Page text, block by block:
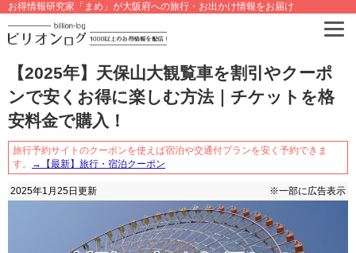
お得情報研究家「まめ」が大阪府への旅行・お出かけ情報をお届け
【2025年】天保山大観覧車を割引やクーポ
ンで安くお得に楽しむ方法｜チケットを格
安料金で購入！
旅行予約サイトのクーポンを使えば宿泊や交通付プランを安く予約できま
す。
→【最新】旅行・宿泊クーポン
2025年1月25日 更新 ※一部に広告表示